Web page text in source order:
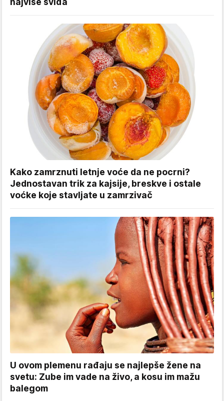
Kako zamrznuti letnje voće da ne pocrni?
Jednostavan trik za kajsije, breskve i ostale
voćke koje stavljate u zamrzivač
U ovom plemenu rađaju se najlepše žene na
svetu: Zube im vade na živo, a kosu im mažu
balegom